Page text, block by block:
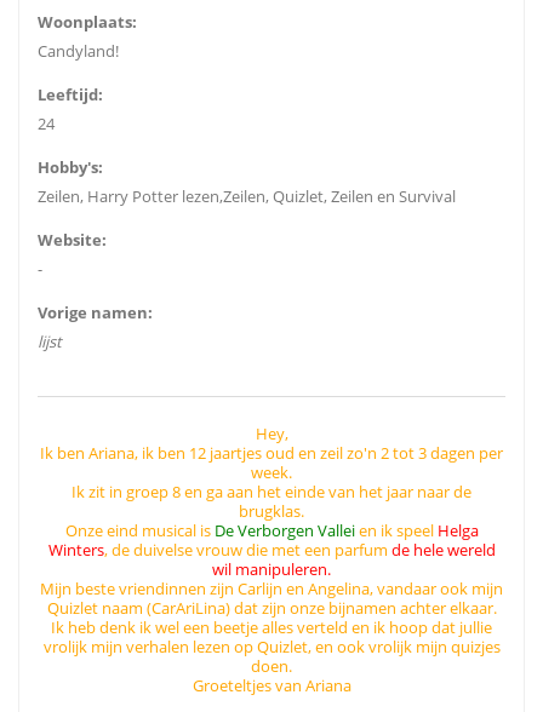
Woonplaats:
Candyland!
Leeftijd:
24
Hobby's:
Zeilen, Harry Potter lezen,Zeilen, Quizlet, Zeilen en Survival
Website:
-
Vorige namen:
lijst
Hey,
Ik ben Ariana, ik ben 12 jaartjes oud en zeil zo'n 2 tot 3 dagen per
week.
Ik zit in groep 8 en ga aan het einde van het jaar naar de
brugklas.
Onze eind musical is De Verborgen Valleien ik speel Helga
Winters, de duivelse vrouw die met een parfum de hele wereld
wil manipuleren.
Mijn beste vriendinnen zijn Carlijn en Angelina, vandaar ook mijn
Quizlet naam (CarAriLina) dat zijn onze bijnamen achter elkaar.
Ik heb denk ik wel een beetje alles verteld en ik hoop dat jullie
vrolijk mijn verhalen lezen op Quizlet, en ook vrolijk mijn quizjes
doen.
Groeteltjes van Ariana